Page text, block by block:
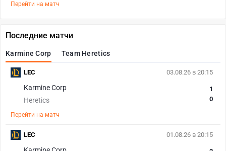
Перейти на матч
Последние матчи
Karmine Corp Team Heretics
03.08.26 в 20:15
Karmine Corp
Heretics
1
0
Перейти на матч
LEC
01.08.26 в 20:15
LEC